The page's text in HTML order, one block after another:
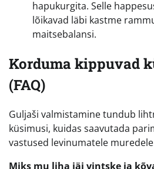
hapukurgita. Selle
lõikavad läbi kastme
maitsebalansi.
Korduma kippuvad
(FAQ)
Guljaši valmistamine tundub
küsimusi, kuidas saavutada
vastused levinumatele
Miks mu liha jäi vintske ja